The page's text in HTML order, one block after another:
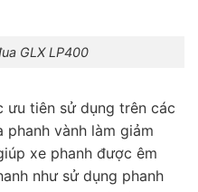
GLX LP400
ưu tiên sử dụng trên các
vành làm giảm
xe phanh được êm
như sử dụng phanh